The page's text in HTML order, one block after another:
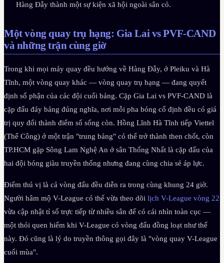
Hàng Đẫy thành một sự kiện xã hội ngoài sân cỏ.
Một vòng quay trụ hạng: Gia Lai vs PVF-CAND
và những trận cùng giờ
Trong khi mọi máy quay đều hướng về Hàng Đẫy, ở Pleiku và Hà
Tĩnh, một vòng quay khác — vòng quay trụ hạng — đang quyết
định số phận của các đội cuối bảng. Cặp Gia Lai vs PVF-CAND là
cặp đấu đáy bảng đúng nghĩa, nơi mỗi pha bóng cố định đều có giá
trị quy đổi thành điểm số sống còn. Hồng Lĩnh Hà Tĩnh tiếp Viettel
(Thể Công) ở một trận "trung bảng" có thể trở thành then chốt, còn
TP.HCM gặp Sông Lam Nghệ An ở sân Thống Nhất là cặp đấu của
hai đội bóng giàu truyền thống nhưng đang cùng chia sẻ áp lực.
Điểm thú vị là cả vòng đấu đều diễn ra trong cùng khung 24 giờ.
Người hâm mộ V-League có thể vừa theo dõi lịch V-League vòng 22
vừa cập nhật tỉ số trực tiếp từ nhiều sân để có cái nhìn toàn cục —
một thói quen hiếm khi V-League có vòng đấu đồng loạt như thế
này. Đó cũng là lý do truyền thông gọi đây là "vòng quay V-League
cuối mùa".